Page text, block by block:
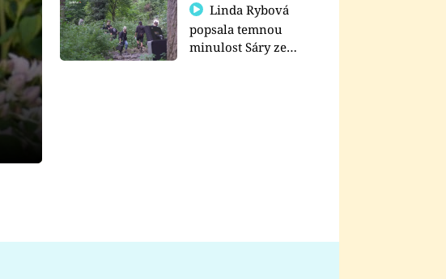
Linda Rybová
popsala temnou
minulost Sáry ze